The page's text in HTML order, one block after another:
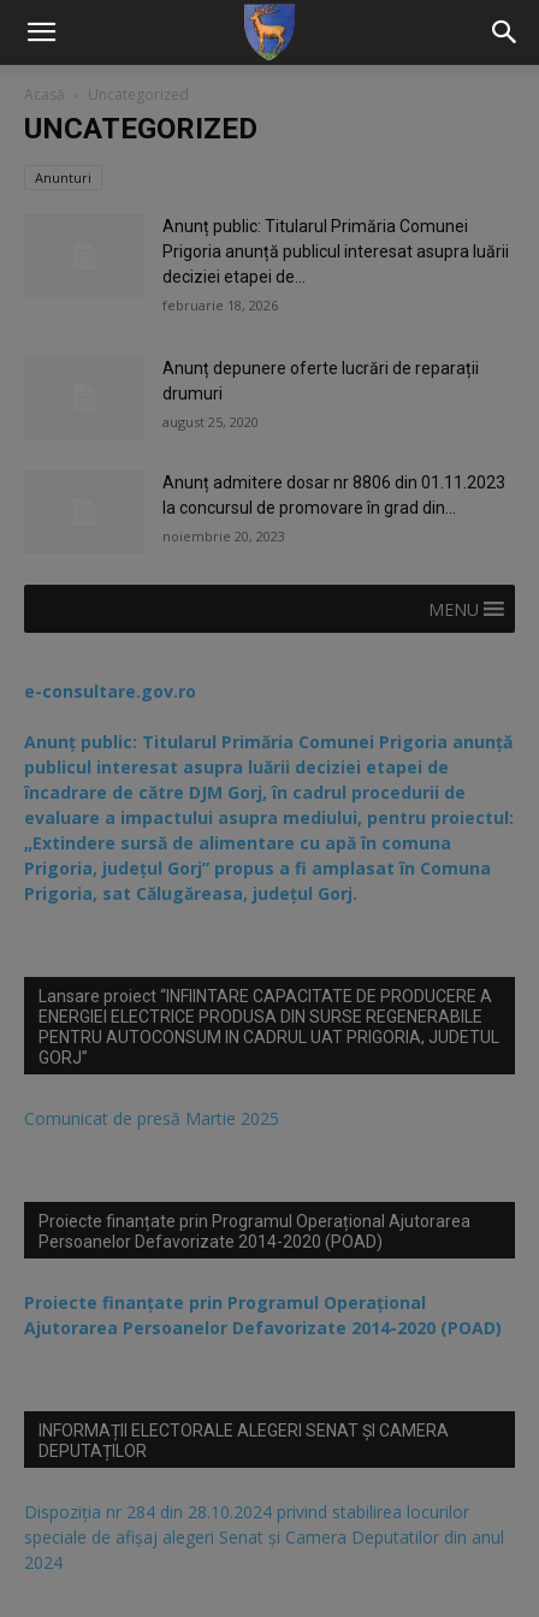
Acasă Uncategorized
UNCATEGORIZED
Anunturi
Anunț public: Titularul Primăria Comunei
Prigoria anunță publicul interesat asupra luării
deciziei etapei de...
februarie 18, 2026
Anunț depunere oferte lucrări de reparații
drumuri
august 25, 2020
Anunț admitere dosar nr 8806 din 01.11.2023
la concursul de promovare în grad din...
noiembrie 20, 2023
MENU
e-consultare.gov.ro
Anunț public: Titularul Primăria Comunei Prigoria anunță
publicul interesat asupra luării deciziei etapei de
încadrare de către DJM Gorj, în cadrul procedurii de
evaluare a impactului asupra mediului, pentru proiectul:
„Extindere sursă de alimentare cu apă în comuna
Prigoria, județul Gorj” propus a fi amplasat în Comuna
Prigoria, sat Călugăreasa, județul Gorj.
Lansare proiect “INFIINTARE CAPACITATE DE PRODUCERE A
ENERGIEI ELECTRICE PRODUSA DIN SURSE REGENERABILE
PENTRU AUTOCONSUM IN CADRUL UAT PRIGORIA, JUDETUL
GORJ”
Comunicat de presă Martie 2025
Proiecte finanțate prin Programul Operațional Ajutorarea
Persoanelor Defavorizate 2014-2020 (POAD)
Proiecte finanțate prin Programul Operațional
Ajutorarea Persoanelor Defavorizate 2014-2020 (POAD)
INFORMAȚII ELECTORALE ALEGERI SENAT ȘI CAMERA
DEPUTAȚILOR
Dispoziția nr 284 din 28.10.2024 privind stabilirea locurilor
speciale de afișaj alegeri Senat și Camera Deputatilor din anul
2024